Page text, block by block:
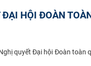
ĐẠI HỘI ĐOÀN
quyết Đại hội Đoàn toàn